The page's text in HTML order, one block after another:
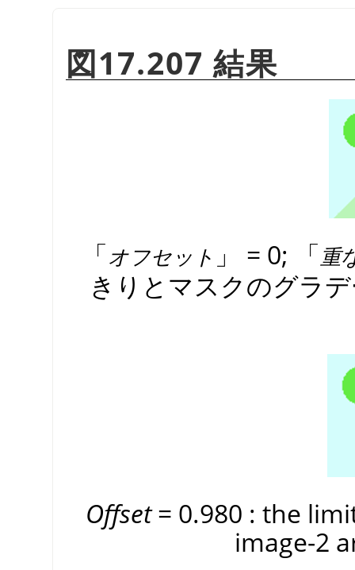
図17.207 結果
「オフセット 」 = 0; 「 重
きりとマスクのグラ
Offset= 0.980 : the
image-2